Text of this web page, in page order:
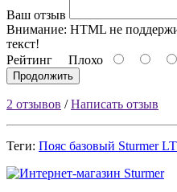
Ваш отзыв
Внимание: HTML не
текст!
Рейтинг Плохо
Продолжить
2 отзывов /Написать отзыв
Теги: Пояс базовый Sturmer